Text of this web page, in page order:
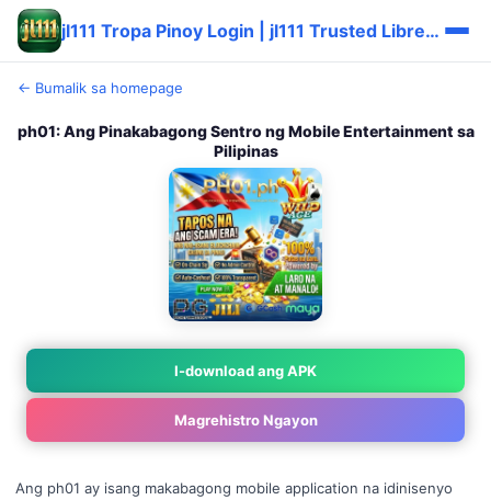
jl111 Tropa Pinoy Login | jl111 Trusted Libre Solid ✅
← Bumalik sa homepage
ph01: Ang Pinakabagong Sentro ng Mobile Entertainment sa
Pilipinas
I-download ang APK
Magrehistro Ngayon
Ang ph01 ay isang makabagong mobile application na idinisenyo